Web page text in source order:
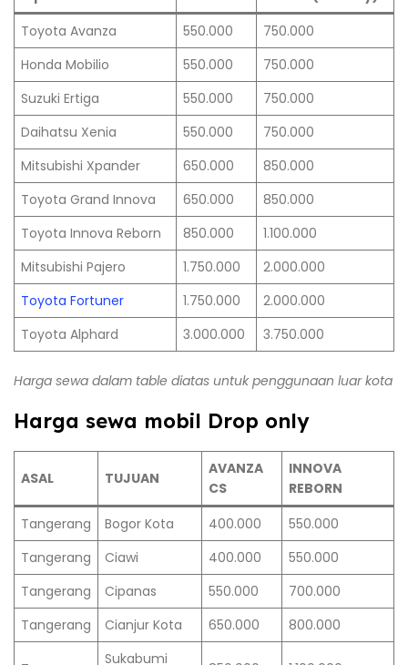
Toyota Avanza
550.000
750.000
Honda Mobilio
550.000
750.000
Suzuki Ertiga
550.000
750.000
Daihatsu Xenia
550.000
750.000
Mitsubishi Xpander
650.000
850.000
Toyota Grand Innova
650.000
850.000
Toyota Innova Reborn
850.000
1.100.000
Mitsubishi Pajero
1.750.000
2.000.000
Toyota Fortuner
1.750.000
2.000.000
Toyota Alphard
3.000.000 3.750.000
Harga sewa dalam table diatas untuk penggunaan luar kota
Harga sewa mobil Drop only
ASAL TUJUAN
AVANZA
CS
INNOVA
REBORN
Tangerang
Bogor Kota 400.000
550.000
Tangerang
Ciawi 400.000
550.000
Tangerang
Cipanas 550.000
700.000
Tangerang
Cianjur Kota 650.000 800.000
Sukabumi